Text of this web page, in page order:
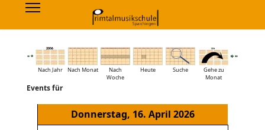
Nach Jahr Nach Monat
Nach
Woche
Heute Suche
Gehe zu
Monat
Events für
Donnerstag, 16. April 2026